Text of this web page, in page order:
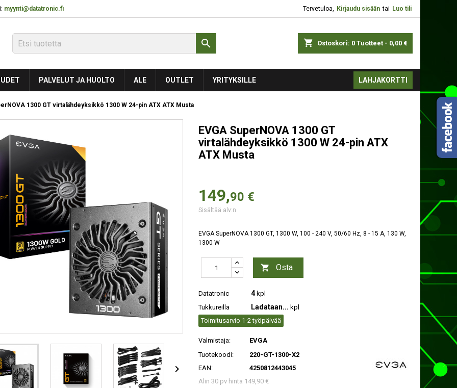
myynti@datatronic.fi Tervetuloa, Kirjaudu sisään tai Luo tili
shopping_cart Ostoskori: 0 Tuotteet - 0,00 €

PALVELUT JA HUOLTO ALE OUTLET YRITYKSILLE LAHJAKORTTI
1300 GT virtalähdeyksikkö 1300 W 24-pin ATX ATX Musta

EVGA SuperNOVA 1300 GT
virtalähdeyksikkö 1300 W 24-pin ATX
ATX Musta
149,90 €
Sisältää alv:n
EVGA SuperNOVA 1300 GT, 1300 W, 100 - 240 V, 50/60 Hz, 8 - 15 A, 130 W,
1300 W
 Osta
Datatronic 4kpl
Tukkureilla
Ladataan... kpl
Toimitusarvio 1-2 työpäivää
Valmistaja:
EVGA
Tuotekoodi:
220-GT-1300-X2
EAN:
4250812443045
Alin 30 pv hinta 149,90 €